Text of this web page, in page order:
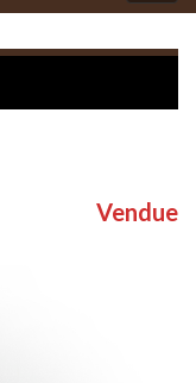
Vendue